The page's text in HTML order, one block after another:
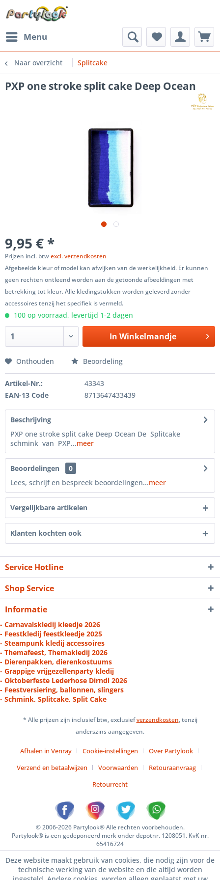
Menu
Naar overzicht Splitcake
PXP one stroke split cake Deep Ocean
9,95 € *
Prijzen incl. btwexcl. verzendkosten
Afgebeelde kleur of model kan afwijken van de werkelijkheid. Er kunnen
geen rechten ontleend worden aan de getoonde afbeeldingen met
betrekking tot kleur. Alle kledingstukken worden geleverd zonder
accessoires tenzij het specifiek is vermeld.
100 op voorraad, levertijd 1-2 dagen
In Winkelmandje
Onthouden Beoordeling
Artikel-Nr.:
43343
EAN-13 Code
8713647433439
Beschrijving
PXP one stroke split cake Deep Ocean De Splitcake
schmink van PXP...meer
Beoordelingen
0
Lees, schrijf en bespreek beoordelingen...meer
Vergelijkbare artikelen
Klanten kochten ook
Service Hotline
Shop Service
Informatie
- Carnavalskledij kleedje 2026
- Feestkledij feestkleedje 2025
- Steampunk kledij accessoires
- Themafeest, Themakledij 2026
- Dierenpakken, dierenkostuums
- Grappige vrijgezellenparty kledij
- Oktoberfeste Lederhose Dirndl 2026
- Feestversiering, ballonnen, slingers
- Schmink, Splitcake, Split Cake
* Alle prijzen zijn inclusief btw, exclusiefverzendkosten, tenzij
anderszins aangegeven.
Afhalen in Venray Cookie-instellingen
Over Partylook
Verzend en betaalwijzen
Voorwaarden
Retouraanvraag
Retourrecht
© 2006-2026 Partylook® Alle rechten voorbehouden.
Partylook® is een gedeponeerd merk onder depotnr. 1208051. KvK nr.
65416724
Deze website maakt gebruik van cookies, die nodig zijn voor de
technische werking van de website en die altijd worden